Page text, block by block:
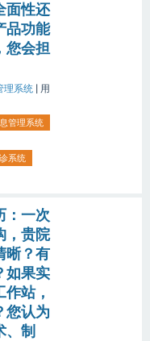
面性还
品功能
您会担
理系统
用
管理系统
系统
：一次
，贵院
晰？有
如果实
站，
您认为
、制